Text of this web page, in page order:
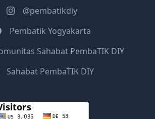
@pembatikdiy
Pembatik Yogyakarta
Sahabat PembaTIK DIY
Sahabat PembaTIK DIY